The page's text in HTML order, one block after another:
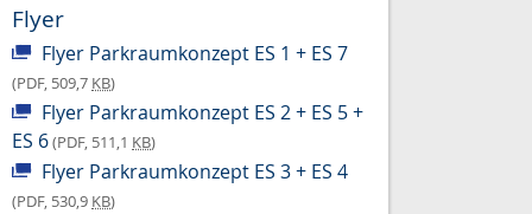
Flyer
Flyer Parkraumkonzept ES 1 + ES 7
(PDF, 509,7 KB)
Flyer Parkraumkonzept ES 2 + ES 5 +
ES 6(PDF, 511,1 KB)
Flyer Parkraumkonzept ES 3 + ES 4
(PDF, 530,9 KB)